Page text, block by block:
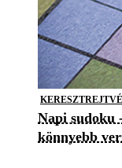
Napi sudoku
könnyebb